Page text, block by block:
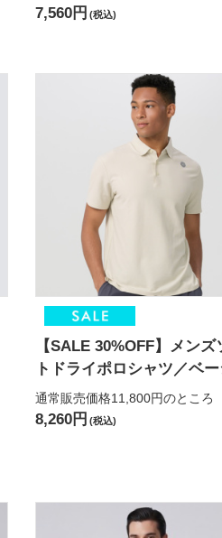
7,560円 (税込)
【SALE 30%OFF】メンズ
トドライポロシャツ／ベ
通常販売価格11,800円のところ
8,260円 (税込)